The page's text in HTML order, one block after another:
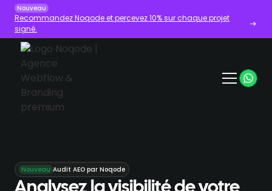
Nouveau
Recommandez Noqode et percevez 10% sur chaque projet
signé.
Nouveau Audit AEO par Noqode